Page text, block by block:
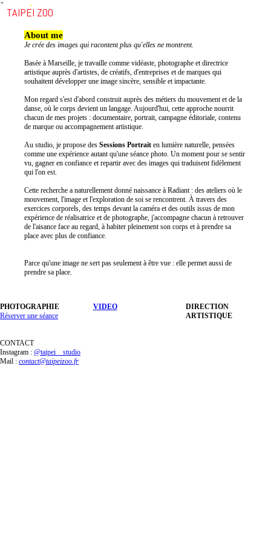
︎
TAIPEI ZOO
About me
Je crée des images qui racontent plus qu'elles ne montrent.
Basée à Marseille, je travaille comme vidéaste, photographe et directrice
artistique auprès d'artistes, de créatifs, d'entreprises et de marques qui
souhaitent développer une image sincère, sensible et impactante.
Mon regard s'est d'abord construit auprès des métiers du mouvement et de la
danse, où le corps devient un langage. Aujourd'hui, cette approche nourrit
chacun de mes projets : documentaire, portrait, campagne éditoriale, contenu
de marque ou accompagnement artistique.
Au studio, je propose des Sessions Portrait en lumière naturelle, pensées
comme une expérience autant qu'une séance photo. Un moment pour se sentir
vu, gagner en confiance et repartir avec des images qui traduisent fidèlement
qui l'on est.
Cette recherche a naturellement donné naissance à Radiant : des ateliers où le
mouvement, l'image et l'exploration de soi se rencontrent. À travers des
exercices corporels, des temps devant la caméra et des outils issus de mon
expérience de réalisatrice et de photographe, j'accompagne chacun à retrouver
de l'aisance face au regard, à habiter pleinement son corps et à prendre sa
place avec plus de confiance.
Parce qu'une image ne sert pas seulement à être vue : elle permet aussi de
prendre sa place.
PHOTOGRAPHIE
Réserver une séance
VIDEO
DIRECTION
ARTISTIQUE
CONTACT
Instagram : @taipei__studio
Mail : contact@taipeizoo.fr